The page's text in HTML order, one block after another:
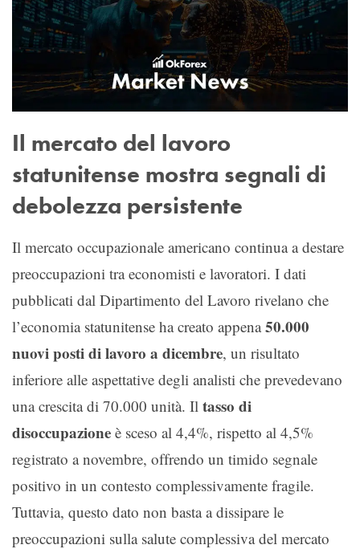
Il mercato del lavoro
statunitense mostra segnali di
debolezza persistente
Il mercato occupazionale americano continua a destare
preoccupazioni tra economisti e lavoratori. I dati
pubblicati dal Dipartimento del Lavoro rivelano che
l’economia statunitense ha creato appena50.000
nuovi posti di lavoro a dicembre, un risultato
inferiore alle aspettative degli analisti che prevedevano
una crescita di 70.000 unità. Il tasso di
disoccupazione è sceso al 4,4%, rispetto al 4,5%
registrato a novembre, offrendo un timido segnale
positivo in un contesto complessivamente fragile.
Tuttavia, questo dato non basta a dissipare le
preoccupazioni sulla salute complessiva del mercato